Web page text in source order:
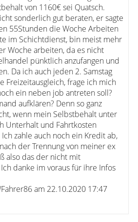
von 1160€ sei Quatsch.
sonderlich gut beraten, er sagte
55Stunden die Woche Arbeiten
im Schichtdienst, bin meist mehr
Woche arbeiten, da es nicht
pünktlich anzufangen und
Da ich auch jeden 2. Samstag
Freizeitausgleich, frage ich mich
ein neben job antreten soll?
aufklären? Denn so ganz
wenn mein Selbstbehalt unter
Unterhalt und Fahrtkosten
zahle auch noch ein Kredit ab,
der Trennung von meiner ex
also das der nicht mit
danke im voraus für ihre Infos
am 22.10.2020 17:47